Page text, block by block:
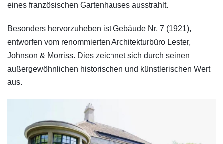
eines französischen Gartenhauses ausstrahlt.
Besonders hervorzuheben ist Gebäude Nr. 7 (1921),
entworfen vom renommierten Architekturbüro Lester,
Johnson & Morriss. Dies zeichnet sich durch seinen
außergewöhnlichen historischen und künstlerischen Wert
aus.